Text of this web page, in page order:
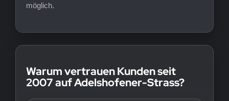
möglich.
Warum vertrauen Kunden seit
2007 auf Adelshofener-Strass?